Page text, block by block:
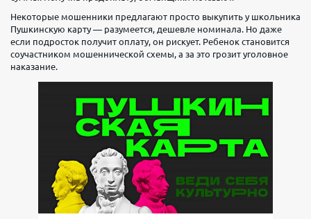
Некоторые мошенники предлагают просто выкупить у школьника
Пушкинскую карту — разумеется, дешевле номинала. Но даже
если подросток получит оплату, он рискует. Ребенок становится
соучастником мошеннической схемы, а за это грозит уголовное
наказание.